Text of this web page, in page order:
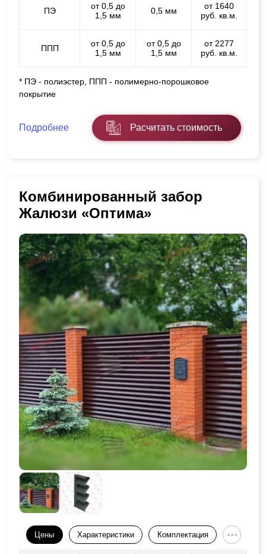
ПЭ
от 0,5 до
1,5 мм
0,5 мм
от 1640
руб. кв.м.
ППП
от 0,5 до
1,5 мм
от 0,5 до
1,5 мм
от 2277
руб. кв.м.
* ПЭ - полиэстер, ППП - полимерно-порошковое
покрытие
Подробнее Расчитать стоимость
Комбинированный забор
Жалюзи «Оптима»
Цены Характеристики Комплектация